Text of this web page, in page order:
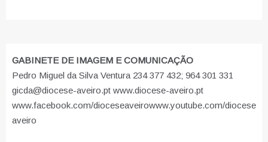
GABINETE DE IMAGEM E COMUNICAÇÃO
Pedro Miguel da Silva Ventura 234 377 432; 964 301 331
gicda@diocese-aveiro.pt www.diocese-aveiro.pt
www.facebook.com/dioceseaveirowww.youtube.com/diocese
aveiro